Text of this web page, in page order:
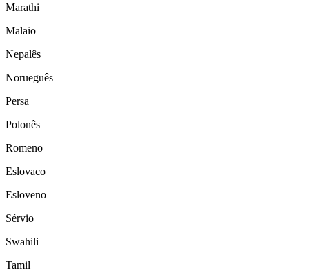
Marathi
Malaio
Nepalês
Norueguês
Persa
Polonês
Romeno
Eslovaco
Esloveno
Sérvio
Swahili
Tamil